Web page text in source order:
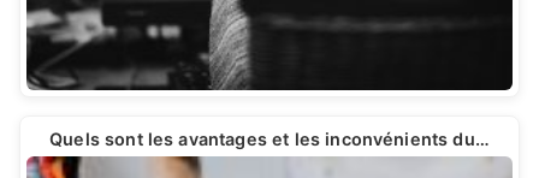
Quels sont les avantages et les inconvénients du…